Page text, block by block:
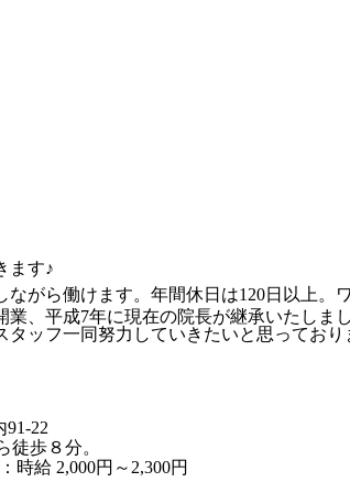
ます♪
がら働けます。年間休日は120日以上。
、平成7年に現在の院長が継承いたしま
ッフ一同努力していきたいと思っており
22
徒歩８分。
時給 2,000円～2,300円